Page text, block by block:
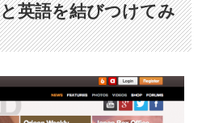
英語を結びつけてみ